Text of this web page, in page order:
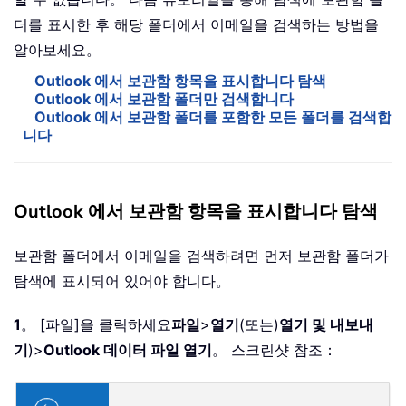
더를 표시한 후 해당 폴더에서 이메일을 검색하는 방법을
알아보세요。
Outlook 에서 보관함 항목을 표시합니다 탐색
Outlook 에서 보관함 폴더만 검색합니다
Outlook 에서 보관함 폴더를 포함한 모든 폴더를 검색합
니다
Outlook 에서 보관함 항목을 표시합니다 탐색
보관함 폴더에서 이메일을 검색하려면 먼저 보관함 폴더가
탐색에 표시되어 있어야 합니다。
1。 [파일]을 클릭하세요파일>열기(또는)열기 및 내보내
기)>Outlook 데이터 파일 열기。 스크린샷 참조：